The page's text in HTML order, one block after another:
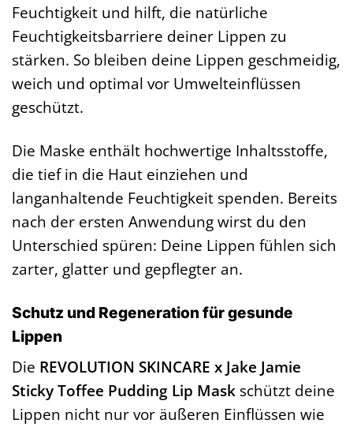
Feuchtigkeit und hilft, die natürliche
Feuchtigkeitsbarriere deiner Lippen zu
stärken. So bleiben deine Lippen geschmeidig,
weich und optimal vor Umwelteinflüssen
geschützt.
Die Maske enthält hochwertige Inhaltsstoffe,
die tief in die Haut einziehen und
langanhaltende Feuchtigkeit spenden. Bereits
nach der ersten Anwendung wirst du den
Unterschied spüren: Deine Lippen fühlen sich
zarter, glatter und gepflegter an.
Schutz und Regeneration für gesunde
Lippen
Die REVOLUTION SKINCARE x Jake Jamie
Sticky Toffee Pudding Lip Mask schützt deine
Lippen nicht nur vor äußeren Einflüssen wie